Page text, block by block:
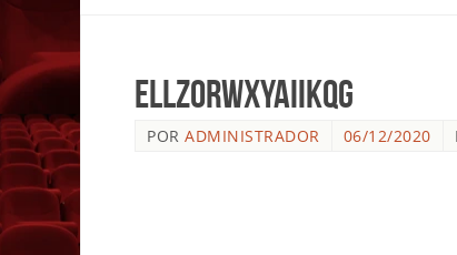
ElLZ0rWXYAIIkqg
POR ADMINISTRADOR 06/12/2020